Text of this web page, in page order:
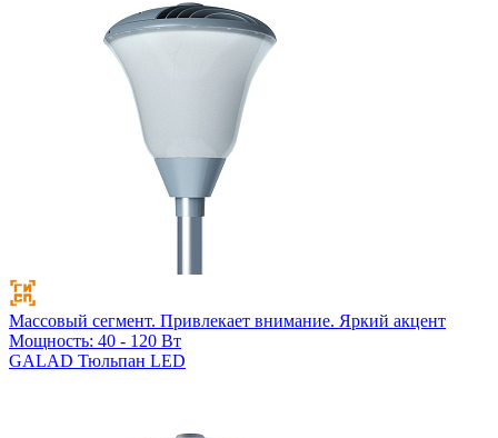
Массовый сегмент. Привлекает внимание. Яркий акцент
Мощность: 40 - 120 Вт
GALAD Тюльпан LED